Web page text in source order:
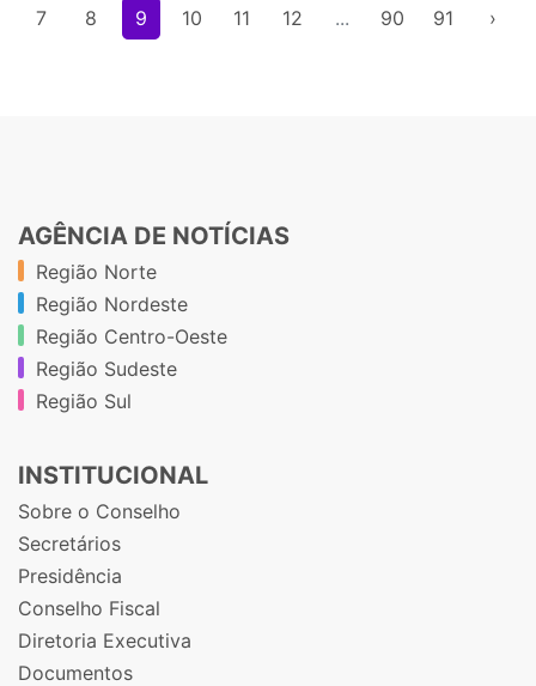
7 8 9 10 11 12 ... 90 91 ›
AGÊNCIA DE NOTÍCIAS
Região Norte
Região Nordeste
Região Centro-Oeste
Região Sudeste
Região Sul
INSTITUCIONAL
Sobre o Conselho
Secretários
Presidência
Conselho Fiscal
Diretoria Executiva
Documentos